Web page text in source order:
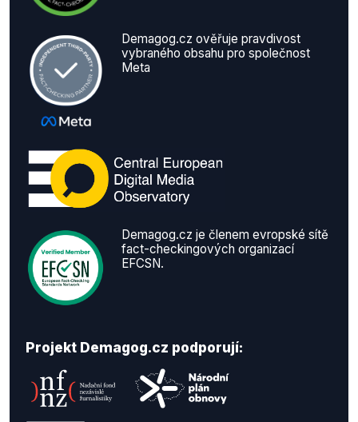
Demagog.cz ověřuje pravdivost
vybraného obsahu pro společnost
Meta
Demagog.cz je členem evropské sítě
fact-checkingových organizací
EFCSN.
Projekt Demagog.cz podporují: